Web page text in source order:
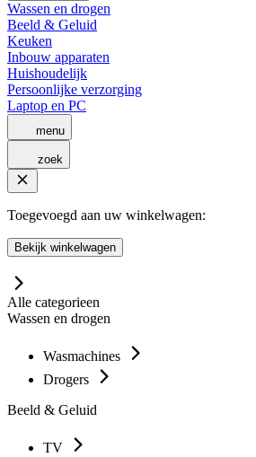
Wassen en drogen
Beeld & Geluid
Keuken
Inbouw apparaten
Huishoudelijk
Persoonlijke verzorging
Laptop en PC
menu
zoek
Toegevoegd aan uw winkelwagen:
Bekijk winkelwagen
Alle categorieen
Wassen en drogen
Wasmachines
Drogers
Beeld & Geluid
TV